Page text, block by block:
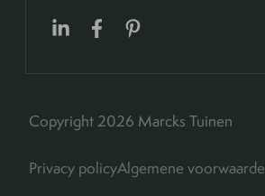
Copyright 2026 Marcks Tuinen
Privacy policyAlgemene voorwaarde